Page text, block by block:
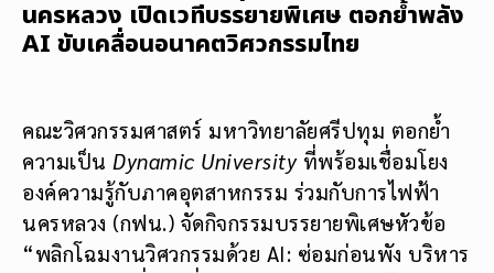
นครหลวง เปิดเวทีบรรยายพิเศษ ตอกย้ำพลัง
AI ขับเคลื่อนอนาคตวิศวกรรมไทย
คณะวิศวกรรมศาสตร์ มหาวิทยาลัยศรีปทุม ตอกย้ำ
ความเป็น Dynamic Universityที่พร้อมเชื่อมโยง
องค์ความรู้กับภาคอุตสาหกรรม ร่วมกับการไฟฟ้า
นครหลวง (กฟน.) จัดกิจกรรมบรรยายพิเศษหัวข้อ
“พลิกโฉมงานวิศวกรรมด้วย AI: ซ่อมก่อนพัง บริหาร